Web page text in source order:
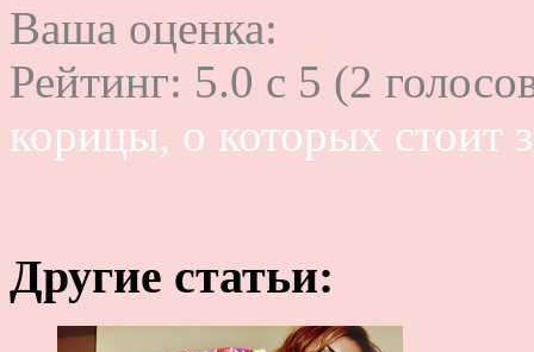
Ваша оценка:
Рейтинг: 5.0 c 5 (2
корицы, о которых стоит
Другие статьи: